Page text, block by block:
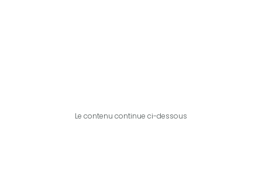
Le contenu continue ci-dessous